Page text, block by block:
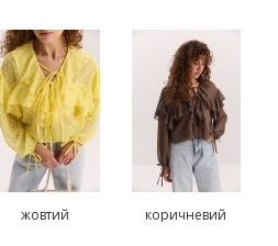
жовтий коричневий